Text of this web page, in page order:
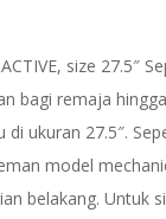
size 27.5″
bagi remaja
ukuran 27.5″.
model
belakang. Untuk